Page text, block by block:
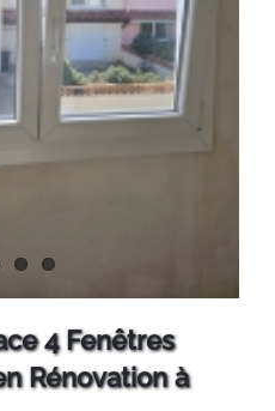
4 Fenêtres
Rénovation à